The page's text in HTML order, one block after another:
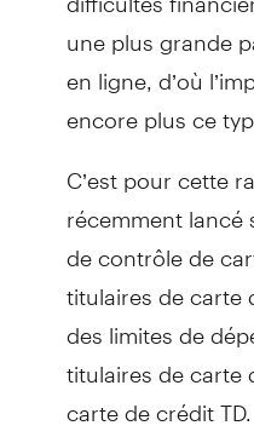
une plus grande
en ligne, d’où
encore plus ce
C’est pour cette
récemment
de contrôle de
titulaires de carte
des limites de
titulaires de
carte de crédit TD.